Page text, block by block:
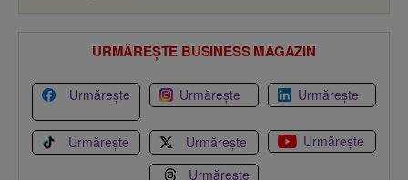
URMĂREȘTE BUSINESS MAGAZIN
Urmărește Urmărește Urmărește
Urmărește Urmărește
Urmărește
Urmărește